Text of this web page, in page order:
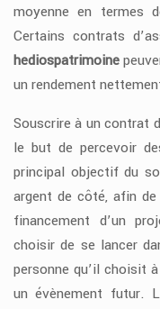
moyenne en termes
Certains contrats
hediospatrimoine
un rendement
Souscrire à un contrat
le but de percevoir
principal objectif du
argent de côté, afin
financement d’un
choisir de se lancer
personne qu’il choisit
un évènement futur.